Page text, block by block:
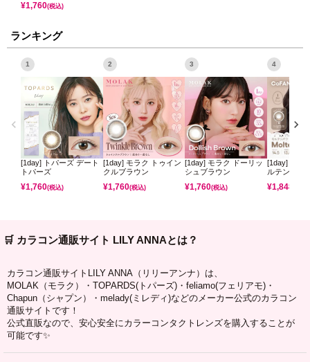
¥1,760(税込)
ランキング
1
[1day] トパーズ デート
トパーズ
¥1,760(税込)
2
[1day] モラク トゥイン
クルブラウン
¥1,760(税込)
3
[1day] モラク ドーリッ
シュブラウン
¥1,760(税込)
4
[1day] コフ
ルテンパフ
¥1,848
🛒 カラコン通販サイト LILY ANNAとは？
カラコン通販サイトLILY ANNA（リリーアンナ）は、
MOLAK（モラク）・TOPARDS(トパーズ)・feliamo(フェリアモ)・
Chapun（シャプン）・melady(ミレディ)などのメーカー公式のカラコン
通販サイトです！
公式直販なので、安心安全にカラーコンタクトレンズを購入することが
可能です✨